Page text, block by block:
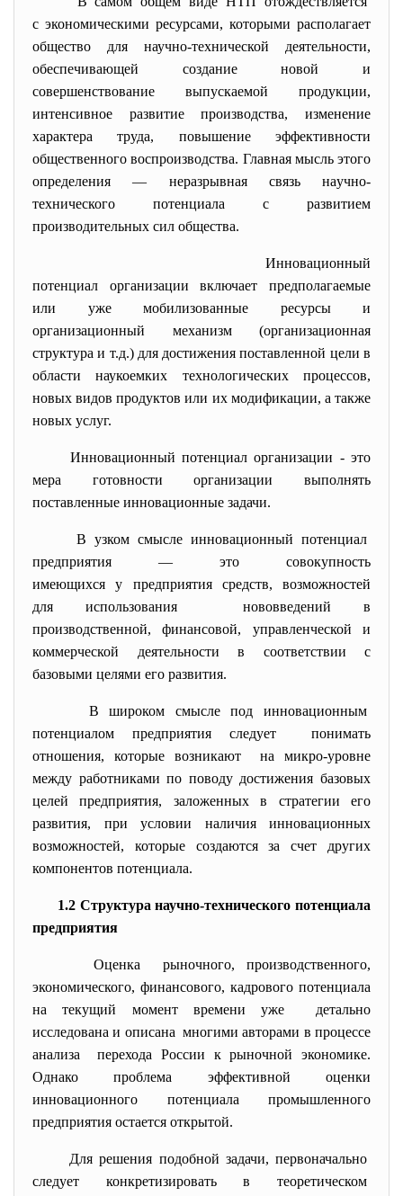
с экономическими ресурсами, которыми располагает
общество для научно-технической деятельности,
обеспечивающей создание новой и
совершенствование выпускаемой продукции,
интенсивное развитие производства, изменение
характера труда, повышение эффективности
общественного воспроизводства. Главная мысль этого
определения — неразрывная связь научно-
технического потенциала с развитием
производительных сил общества.
Инновационный
потенциал организации включает предполагаемые
или уже мобилизованные ресурсы и
организационный механизм (организационная
структура и т.д.) для достижения поставленной цели в
области наукоемких технологических процессов,
новых видов продуктов или их модификации, а также
новых услуг.
Инновационный потенциал организации - это
мера готовности организации выполнять
поставленные инновационные задачи.
В узком смысле инновационный потенциал
предприятия — это совокупность
имеющихся у предприятия средств, возможностей
для использования нововведений в
производственной, финансовой, управленческой и
коммерческой деятельности в соответствии с
базовыми целями его развития.
В широком смысле под инновационным
потенциалом предприятия следует понимать
отношения, которые возникают на микро-уровне
между работниками по поводу достижения базовых
целей предприятия, заложенных в стратегии его
развития, при условии наличия инновационных
возможностей, которые создаются за счет других
компонентов потенциала.
1.2 Структура научно-технического потенциала
предприятия
Оценка рыночного, производственного,
экономического, финансового, кадрового потенциала
на текущий момент времени уже детально
исследована и описана многими авторами в процессе
анализа перехода России к рыночной экономике.
Однако проблема эффективной оценки
инновационного потенциала промышленного
предприятия остается открытой.
Для решения подобной задачи, первоначально
следует конкретизировать в теоретическом